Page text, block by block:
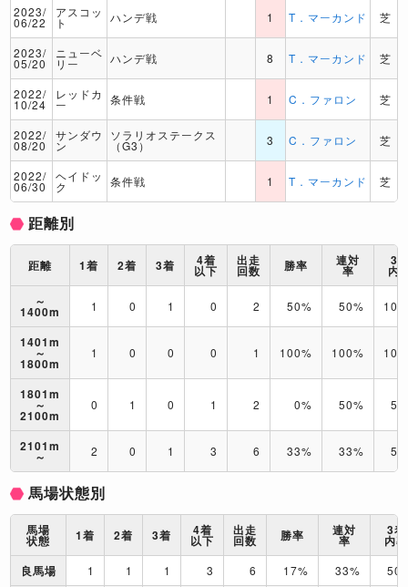
2023/
06/22
アスコッ
ト ハンデ戦 1 T．マーカンド 芝
2023/
05/20
ニューベ
リー ハンデ戦 8 T．マーカンド 芝
2022/
10/24
レッドカ
ー 条件戦 1 C．ファロン 芝
2022/
08/20
サンダウ
ン
ソラリオステークス
（G3） 3 C．ファロン 芝
2022/
06/30
ヘイドッ
ク 条件戦 1 T．マーカンド 芝
距離別
距離 1着 2着 3着 4着
以下
出走
回数 勝率 連対
率
3
内
～
1400m 1 0 1 0 2 50% 50%
1401m
～
1800m
1 0 0 0 1 100% 100%
1801m
～
2100m
0 1 0 1 2 0% 50%
2101m
～ 2 0 1 3 6 33% 33%
馬場状態別
馬場
状態 1着 2着 3着 4着
以下
出走
回数 勝率 連対
率
3着
内率
良馬場
1 1 1 3 6 17% 33%